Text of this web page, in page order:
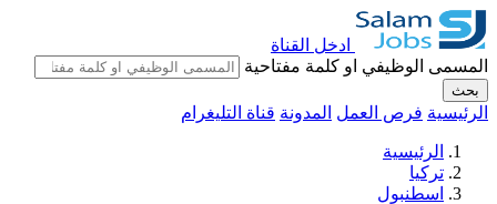
ادخل القناة
المسمى الوظيفي او كلمة مفتاحية
بحث
الرئيسية فرص العمل المدونة قناة التليغرام
الرئيسية
تركيا
اسطنبول